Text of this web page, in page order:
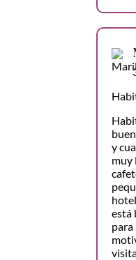
y
muy
está
para